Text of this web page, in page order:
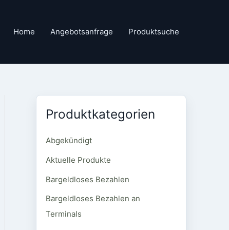
Home Angebotsanfrage Produktsuche
Produktkategorien
Abgekündigt
Aktuelle Produkte
Bargeldloses Bezahlen
Bargeldloses Bezahlen an
Terminals